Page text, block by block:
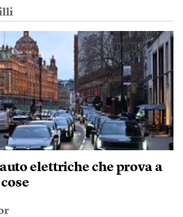
elettriche che prova a